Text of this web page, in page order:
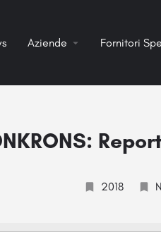
Aziende Fornitori
2018